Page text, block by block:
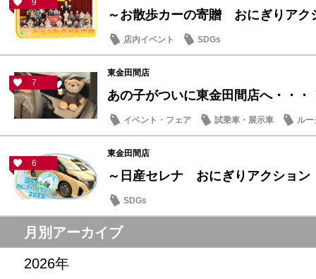
9
～お散歩カーの寄贈 おにぎりアク
店内イベント SDGs
7
東金田間店
あの子がついに東金田間店へ・・・
イベント・フェア 試乗車・展示車 ルー
6
東金田間店
～日産セレナ おにぎりアクショ
SDGs
月別アーカイブ
2026年